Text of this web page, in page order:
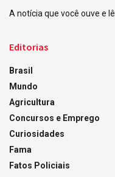
A notícia que você ouve e lê.
Editorias
Brasil
Mundo
Agricultura
Concursos e Emprego
Curiosidades
Fama
Fatos Policiais